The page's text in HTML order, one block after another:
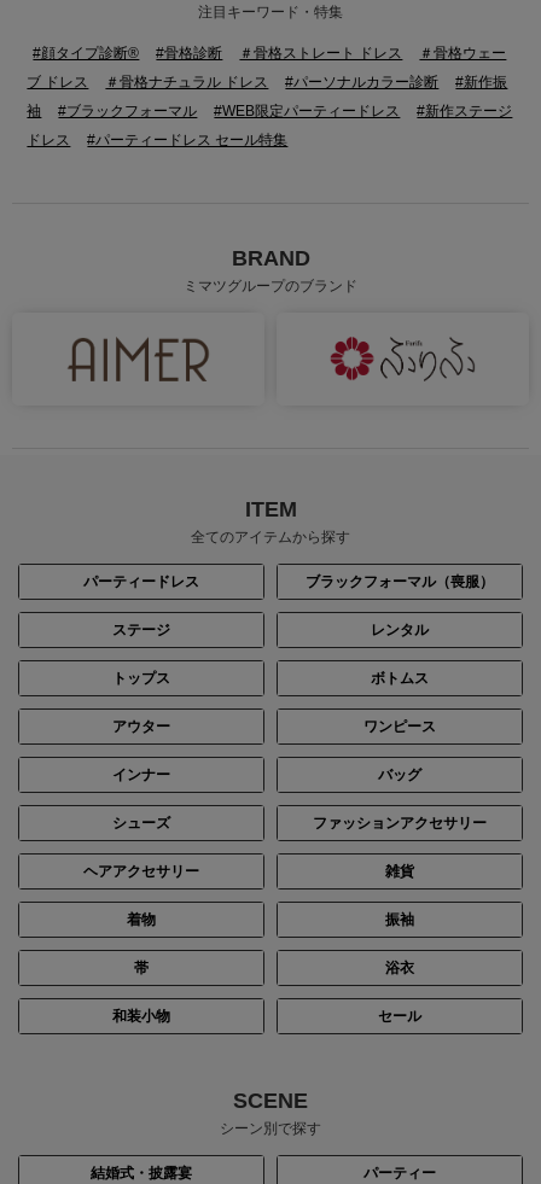
注目キーワード・特集
#顔タイプ診断® #骨格診断 ＃骨格ストレート ドレス
＃骨格ウェー
ブ ドレス
＃骨格ナチュラル ドレス #パーソナルカラー診断
#新作振
袖
#ブラックフォーマル #WEB限定パーティードレス
#新作ステージ
ドレス
#パーティードレス セール特集
BRAND
ミマツグループのブランド
ITEM
全てのアイテムから探す
パーティードレス ブラックフォーマル（喪服）
ステージ レンタル
トップス ボトムス
アウター ワンピース
インナー バッグ
シューズ ファッションアクセサリー
ヘアアクセサリー 雑貨
着物 振袖
帯 浴衣
和装小物 セール
SCENE
シーン別で探す
結婚式・披露宴 パーティー